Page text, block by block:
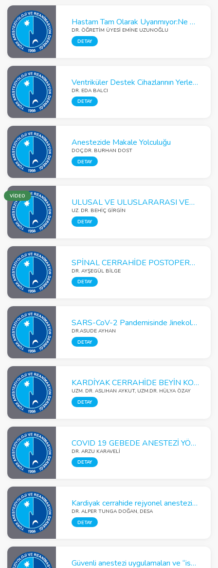
Hastam Tam Olarak Uyanmıyor:Ne Oldu? Ne Yapmayalıyım?
DR. ÖĞRETIM ÜYESI EMINE UZUNOĞLU
DETAY
Ventriküler Destek Cihazlarının Yerleştirilmesinde Anestezi ve TransözEfageal ekokardiyografinin’nin Kritik Rolü
DR. EDA BALCI
DETAY
Anestezide Makale Yolculuğu
DOÇ.DR. BURHAN DOST
DETAY
VİDEO
ULUSAL VE ULUSLARARASI VERİLER EŞLİĞİNDE KARACİĞER NAKLİNİN PERİOPERATİF MONİTÖRİZASYONU ve HEMODİNAMİK YÖNETİMİ
UZ. DR. BEHİÇ GİRGİN
DETAY
SPİNAL CERRAHİDE POSTOPERATİF AĞRI YÖNETİMİ
DR. AYŞEGÜL BİLGE
DETAY
SARS-CoV-2 Pandemisinde Jinekolojik Onkoloji Ameliyatları Ertelenmeli mi?
DR.ASUDE AYHAN
DETAY
KARDİYAK CERRAHİDE BEYİN KORUMA VE NÖROMONİTORİZASYON
UZM. DR. ASLIHAN AYKUT, UZM.DR. HÜLYA ÖZAY
DETAY
COVID 19 GEBEDE ANESTEZİ YÖNETİMİ
DR. ARZU KARAVELİ
DETAY
Kardiyak cerrahide rejyonel anestezi uygulamaları, neler değişiyor?
DR. ALPER TUNGA DOĞAN, DESA
DETAY
Güvenli anestezi uygulamaları ve “isviçre peyniri” modeli